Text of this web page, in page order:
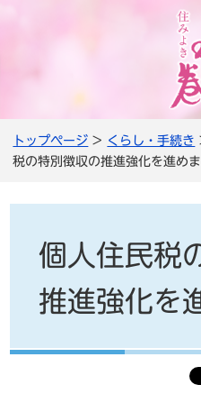
トップページ > くらし・手続き
税の特別徴収の推進強化を進め
個人住民税
推進強化を